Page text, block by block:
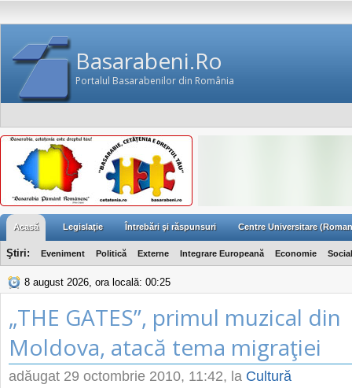
Basarabeni.Ro
Portalul Basarabenilor din România
Acasă Legislaţie Întrebări şi răspunsuri Centre Universitare
Ştiri: Eveniment Politică Externe Integrare Europeană Economie Social
8 august 2026, ora locală: 00:25
„THE GATES”, primul muzical din
Moldova, atacă tema migraţiei
adăugat 29 octombrie 2010, 11:42, la Cultură